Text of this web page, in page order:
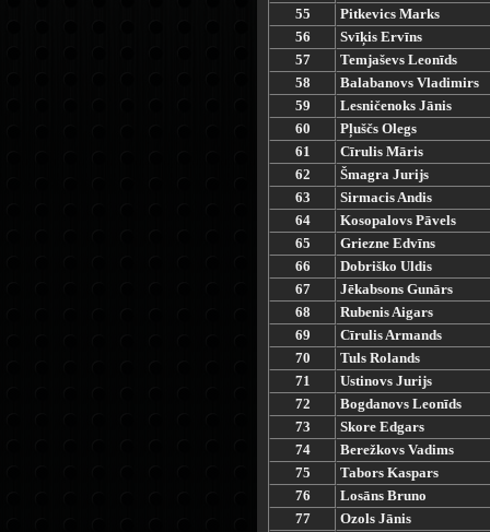
55
Pitkevics Marks
56
Svīķis Ervīns
57
Temjaševs Leonīds
58
Balabanovs Vladimirs
59
Lesničenoks Jānis
60
Pļuščs Olegs
61
Cīrulis Māris
62
Šmagra Jurijs
63
Sirmacis Andis
64
Kosopalovs Pāvels
65
Griezne Edvīns
66
Dobriško Uldis
67
Jēkabsons Gunārs
68
Rubenis Aigars
69
Cīrulis Armands
70
Tuls Rolands
71
Ustinovs Jurijs
72
Bogdanovs Leonīds
73
Skore Edgars
74
Berežkovs Vadims
75
Tabors Kaspars
76
Losāns Bruno
77
Ozols Jānis